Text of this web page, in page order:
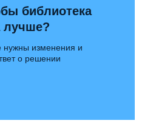
библиотека
лучше?
нужны изменения и
о решении